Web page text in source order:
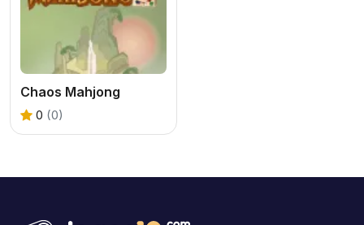
Chaos Mahjong
0 (0)